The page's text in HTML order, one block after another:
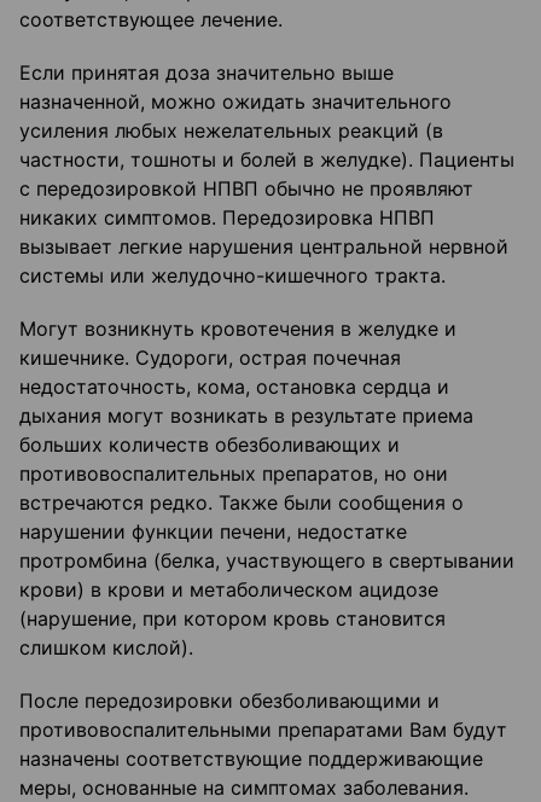
соответствующее лечение.
Если принятая доза значительно выше
назначенной, можно ожидать значительного
усиления любых нежелательных реакций (в
частности, тошноты и болей в желудке). Пациенты
с передозировкой НПВП обычно не проявляют
никаких симптомов. Передозировка НПВП
вызывает легкие нарушения центральной нервной
системы или желудочно-кишечного тракта.
Могут возникнуть кровотечения в желудке и
кишечнике. Судороги, острая почечная
недостаточность, кома, остановка сердца и
дыхания могут возникать в результате приема
больших количеств обезболивающих и
противовоспалительных препаратов, но они
встречаются редко. Также были сообщения о
нарушении функции печени, недостатке
протромбина (белка, участвующего в свертывании
крови) в крови и метаболическом ацидозе
(нарушение, при котором кровь становится
слишком кислой).
После передозировки обезболивающими и
противовоспалительными препаратами Вам будут
назначены соответствующие поддерживающие
меры, основанные на симптомах заболевания.